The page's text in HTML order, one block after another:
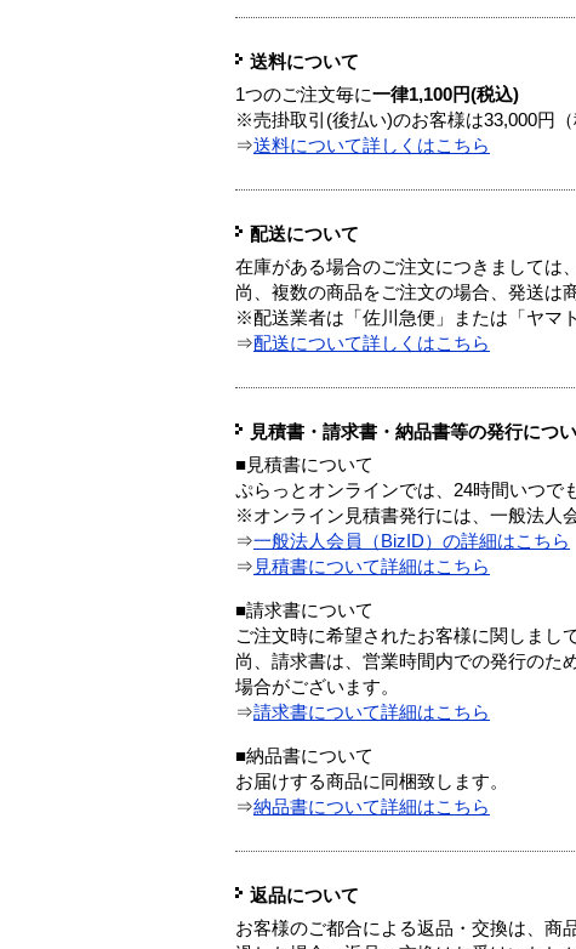
送料について
1つのご注文毎に一律1,100円(税込)
※売掛取引(後払い)のお客様は33,000円
⇒送料について詳しくはこちら
配送について
在庫がある場合のご注文につきましては
尚、複数の商品をご注文の場合、発送は
※配送業者は「佐川急便」または「ヤマ
⇒配送について詳しくはこちら
見積書・請求書・納品書等の発行につ
■見積書について
ぷらっとオンラインでは、24時間いつで
※オンライン見積書発行には、一般法人
⇒一般法人会員（BizID）の詳細はこちら
⇒ 見積書について詳細はこちら
■請求書について
ご注文時に希望されたお客様に関しまし
尚、請求書は、営業時間内での発行のた
場合がございます。
⇒請求書について詳細はこちら
■納品書について
お届けする商品に同梱致します。
⇒納品書について詳細はこちら
返品について
お客様のご都合による返品・交換は、商